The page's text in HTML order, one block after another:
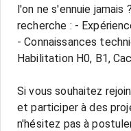
l'on ne s'ennuie jamais
recherche : -
- Connaissances
Habilitation H0, B1,
Si vous souhaitez
et participer à des
n'hésitez pas à